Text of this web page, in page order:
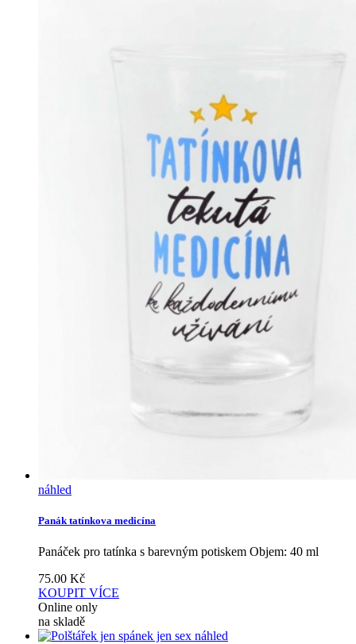
náhled
Panák tatínkova medicína
Panáček pro tatínka s barevným potiskem Objem: 40 ml
75.00 Kč
KOUPIT VÍCE
Online only
na skladě
náhled